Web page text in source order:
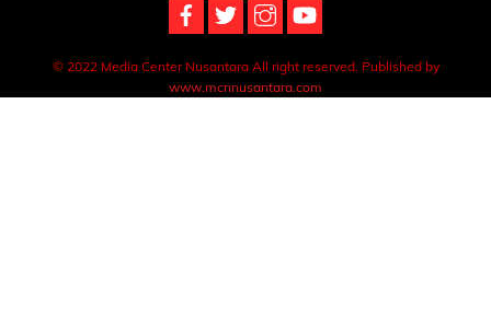
© 2022 Media Center Nusantara All right reserved. Published by
www.mcnnusantara.com